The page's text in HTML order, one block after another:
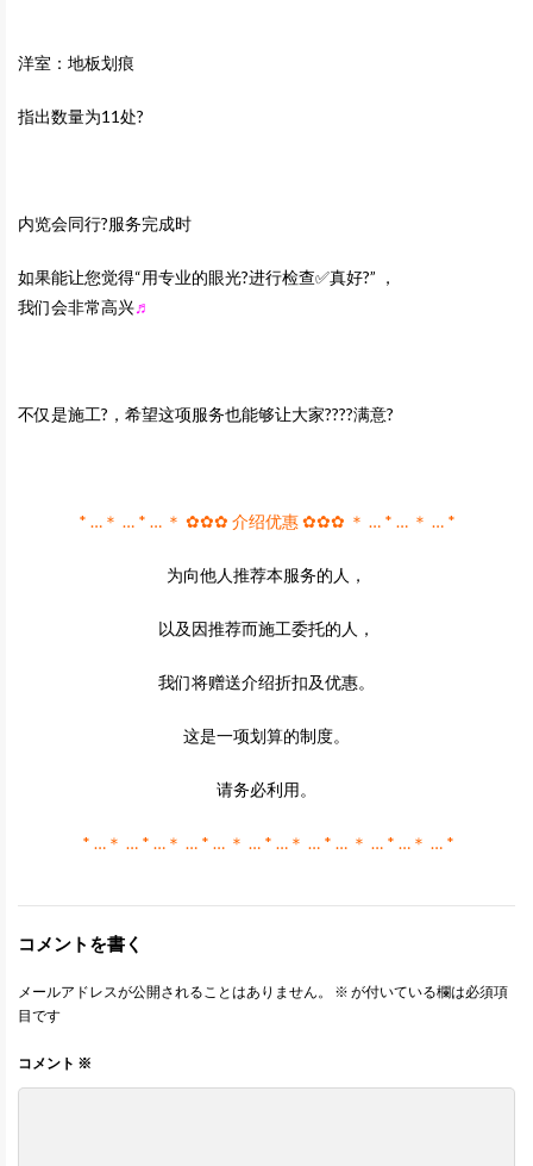
洋室：地板划痕
指出数量为11处?
内览会同行?服务完成时
如果能让您觉得“用专业的眼光?进行检查✅真好?” ，
我们会非常高兴♬
不仅是施工?，希望这项服务也能够让大家?‍??‍?满意?
* …＊ … * … ＊ ✿✿✿ 介绍优惠 ✿✿✿ ＊ … * … ＊ … *
为向他人推荐本服务的人，
以及因推荐而施工委托的人，
我们将赠送介绍折扣及优惠。
这是一项划算的制度。
请务必利用。
* …＊ … * …＊ … * … ＊ … * …＊ … * … ＊ … * …＊ … *
コメントを書く
メールアドレスが公開されることはありません。 ※ が付いている欄は必須項
目です
コメント ※